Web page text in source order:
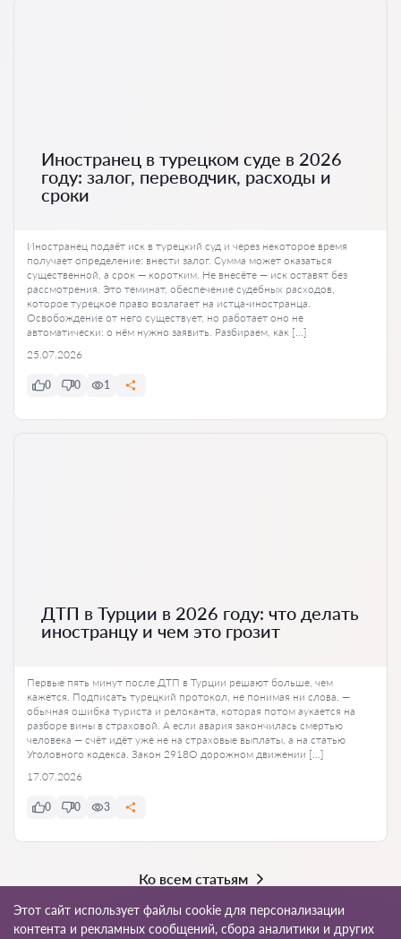
Иностранец в турецком суде в 2026
году: залог, переводчик, расходы и
сроки
Иностранец подаёт иск в турецкий суд и через некоторое время
получает определение: внести залог. Сумма может оказаться
существенной, а срок — коротким. Не внесёте — иск оставят без
рассмотрения. Это теминат, обеспечение судебных расходов,
которое турецкое право возлагает на истца-иностранца.
Освобождение от него существует, но работает оно не
автоматически: о нём нужно заявить. Разбираем, как […]
25.07.2026
0 0 1
ДТП в Турции в 2026 году: что делать
иностранцу и чем это грозит
Первые пять минут после ДТП в Турции решают больше, чем
кажется. Подписать турецкий протокол, не понимая ни слова, —
обычная ошибка туриста и релоканта, которая потом аукается на
разборе вины в страховой. А если авария закончилась смертью
человека — счёт идёт уже не на страховые выплаты, а на статью
Уголовного кодекса. Закон 2918О дорожном движении […]
17.07.2026
0 0 3
Ко всем статьям
Этот сайт использует файлы cookie для персонализации
контента и рекламных сообщений, сбора аналитики и других